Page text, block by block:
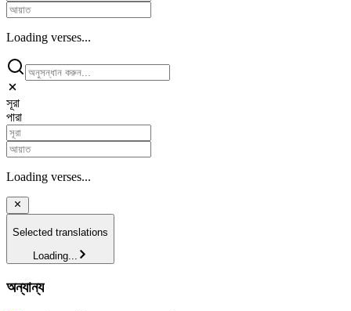
Loading verses...
সূরা
পারা
Loading verses...
Selected translations
Loading...
অন্যান্য